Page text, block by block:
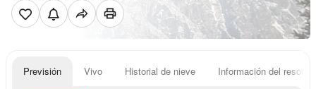
Previsión Vivo Historial de nieve Información del resort